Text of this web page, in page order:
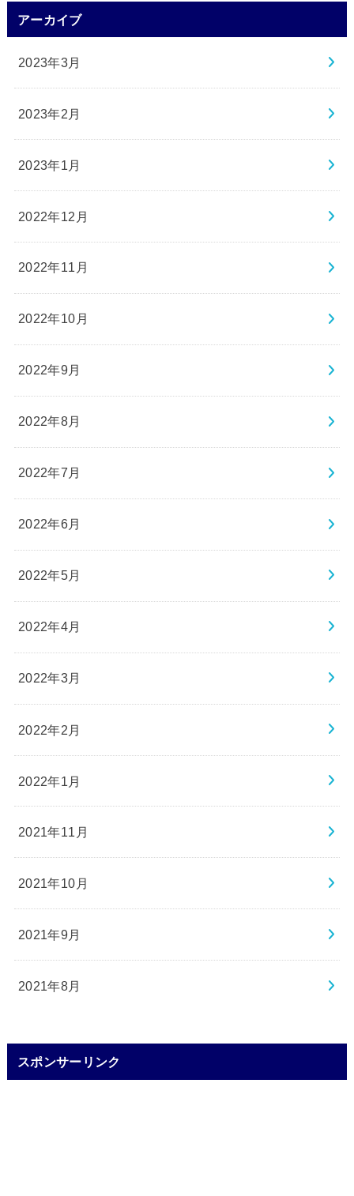
アーカイブ
2023年3月
2023年2月
2023年1月
2022年12月
2022年11月
2022年10月
2022年9月
2022年8月
2022年7月
2022年6月
2022年5月
2022年4月
2022年3月
2022年2月
2022年1月
2021年11月
2021年10月
2021年9月
2021年8月
スポンサーリンク